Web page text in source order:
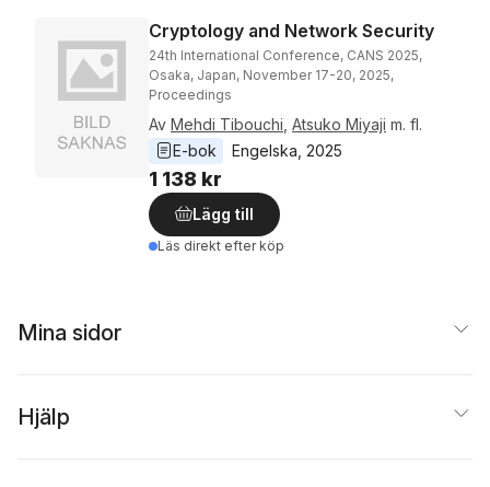
Cryptology and Network Security
24th International Conference, CANS 2025,
Osaka, Japan, November 17-20, 2025,
Proceedings
Av Mehdi Tibouchi Atsuko Miyaji m. fl.
E-bok
Engelska 2025
1 138 kr
Lägg till
Läs direkt efter köp
Mina sidor
Hjälp